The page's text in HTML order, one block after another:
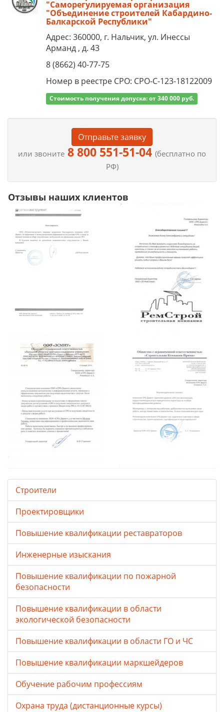
"Саморегулируемая организация
"Объединение строителей Кабардино-
Балкарской Республики"
Адрес: 360000, г. Нальчик, ул. Инессы
Арманд , д. 43
8 (8662) 40-77-75
Номер в реестре СРО: СРО-С-123-18122009
Стоимость получения допуска: от 340 000 руб.
Отправьте заявку
или звоните 8 800 551-51-04 (бесплатно по
РФ)
Отзывы наших клиентов
Строители
Проектировщики
Повышение квалификации реставраторов
Инженерные изыскания
Повышение квалификации по пожарной
безопасности
Повышение квалификации в области
экологической безопасности
Повышение квалификации в области ГО и ЧС
Повышение квалификации маркшейдеров
Обучение рабочим профессиям
Охрана труда (дистанционные курсы)